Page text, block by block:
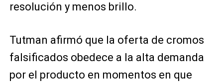
resolución y menos brillo.
Tutman afirmó que la oferta de cromos
falsificados obedece a la alta demanda
por el producto en momentos en que